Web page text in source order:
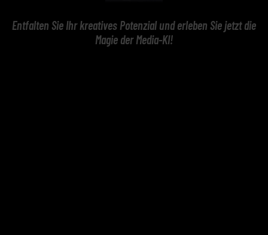
Entfalten Sie Ihr kreatives Potenzial und erleben Sie jetzt die
Magie der Media-KI!